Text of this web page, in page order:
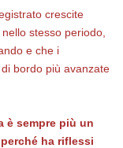
crescite
stesso periodo,
e che i
bordo più avanzate
è sempre più un
ha riflessi